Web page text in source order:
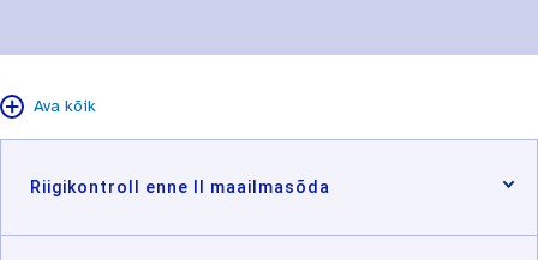
Ava kõik
Riigikontroll enne II maailmasõda